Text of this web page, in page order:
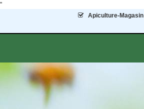
"
Apiculture-Magasin